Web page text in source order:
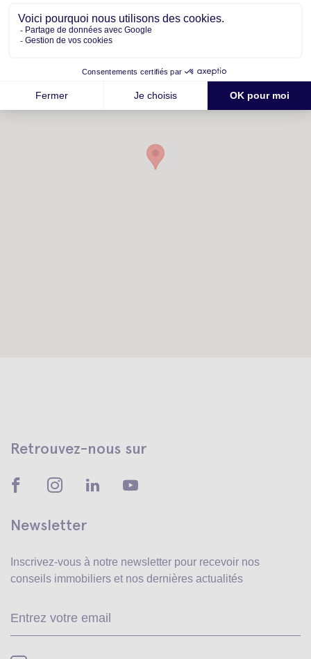
Retrouvez-nous sur
Newsletter
Inscrivez-vous à notre newsletter pour recevoir nos
conseils immobiliers et nos dernières actualités